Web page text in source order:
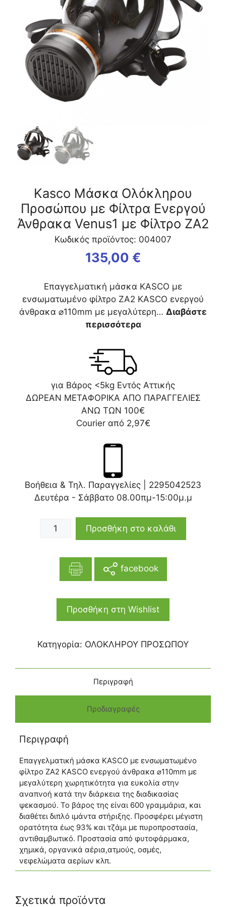
Kasco Μάσκα Ολόκληρου
Προσώπου με Φίλτρα Ενεργού
Άνθρακα Venus1 με Φίλτρο ZA2
Κωδικός προϊόντος: 004007
135,00 €
Επαγγελματική μάσκα KASCO με
ενσωματωμένο φίλτρο ZA2 KASCO ενεργού
άνθρακα ⌀110mm με μεγαλύτερη… Διαβάστε
περισσότερα
για Βάρος <5kg Εντός Αττικής
ΔΩΡΕΑΝ ΜΕΤΑΦΟΡΙΚΑ ΑΠΟ ΠΑΡΑΓΓΕΛΙΕΣ
ΑΝΩ ΤΩΝ 100€
Courier από 2,97€
Βοήθεια & Τηλ. Παραγγελίες | 2295042523
Δευτέρα - Σάββατο 08.00πμ-15:00μ.μ
Άνθρακα
Venus1
Φίλτρο
ZA2
ποσότητα
Προσθήκη στο καλάθι
facebook
Προσθήκη στη Wishlist
Κατηγορία: ΟΛΟΚΛΗΡΟΥ ΠΡΟΣΩΠΟΥ
Περιγραφή
Προδιαγραφές
Περιγραφή
Επαγγελματική μάσκα KASCO με ενσωματωμένο
φίλτρο ZA2 KASCO ενεργού άνθρακα ⌀110mm με
μεγαλύτερη χωρητικότητα για ευκολία στην
αναπνοή κατά την διάρκεια της διαδικασίας
ψεκασμού. Το βάρος της είναι 600 γραμμάρια, και
διαθέτει διπλό ιμάντα στήριξης. Προσφέρει μέγιστη
ορατότητα έως 93% και τζάμι με πυροπροστασία,
αντιθαμβωτικό. Προστασία από φυτοφάρμακα,
χημικά, οργανικά αέρια,ατμούς, οσμές,
νεφελώματα αερίων κλπ.
Σχετικά προϊόντα